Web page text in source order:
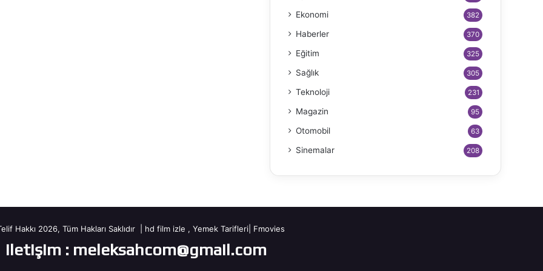
Ekonomi 382
Haberler 370
Eğitim 325
Sağlık 305
Teknoloji 231
Magazin 95
Otomobil 63
Sinemalar 208
Hakkı 2026, Tüm Hakları Saklıdır | hd film izle , Yemek Tarifleri| Fmovies
iletişim : meleksahcom@gmail.com